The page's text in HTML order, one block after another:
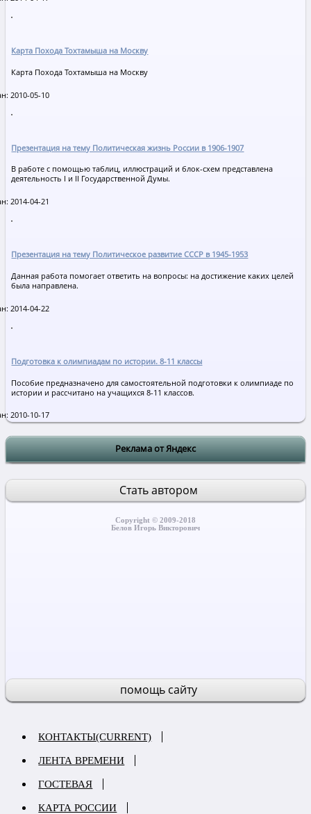
Карта Похода Тохтамыша на Москву
Карта Похода Тохтамыша на Москву
2010-05-10
Презентация на тему Политическая жизнь России в 1906-1907
В работе с помощью таблиц, иллюстраций и блок-схем представлена
деятельность I и II Государственной Думы.
2014-04-21
Презентация на тему Политическое развитие СССР в 1945-1953
Данная работа помогает ответить на вопросы: на достижение каких целей
была направлена.
2014-04-22
Подготовка к олимпиадам по истории. 8-11 классы
Пособие предназначено для самостоятельной подготовки к олимпиаде по
истории и рассчитано на учащихся 8-11 классов.
2010-10-17
Реклама от Яндекс
Стать автором
Copyright © 2009-2018
Белов Игорь Викторович
помощь сайту
КОНТАКТЫ(CURRENT)
ЛЕНТА ВРЕМЕНИ
ГОСТЕВАЯ
КАРТА РОССИИ